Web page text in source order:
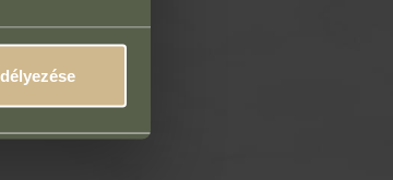
felé!